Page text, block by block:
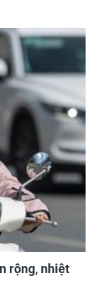
rộng, nhiệt